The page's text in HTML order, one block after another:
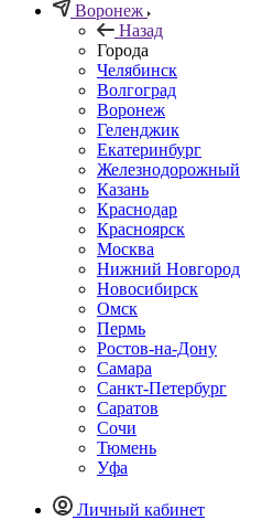
Воронеж
Назад
Города
Челябинск
Волгоград
Воронеж
Геленджик
Екатеринбург
Железнодорожный
Казань
Краснодар
Красноярск
Москва
Нижний Новгород
Новосибирск
Омск
Пермь
Ростов-на-Дону
Самара
Санкт-Петербург
Саратов
Сочи
Тюмень
Уфа
Личный кабинет